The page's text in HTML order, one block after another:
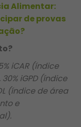
Alimentar:
de provas
iCAR (índice
30% iGPD (índice
(índice de área
e